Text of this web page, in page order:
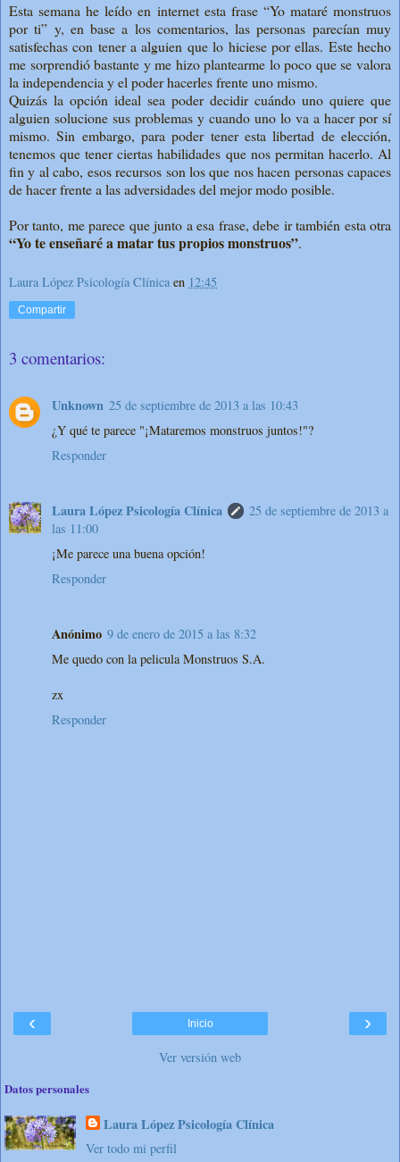
Esta semana he leído en internet esta frase “Yo mataré monstruos
por ti” y, en base a los comentarios, las personas parecían muy
satisfechas con tener a alguien que lo hiciese por ellas. Este hecho
me sorprendió bastante y me hizo plantearme lo poco que se valora
la independencia y el poder hacerles frente uno mismo.
Quizás la opción ideal sea poder decidir cuándo uno quiere que
alguien solucione sus problemas y cuando uno lo va a hacer por sí
mismo. Sin embargo, para poder tener esta libertad de elección,
tenemos que tener ciertas habilidades que nos permitan hacerlo. Al
fin y al cabo, esos recursos son los que nos hacen personas capaces
de hacer frente a las adversidades del mejor modo posible.
Por tanto, me parece que junto a esa frase, debe ir también esta otra
“Yo te enseñaré a matar tus propios monstruos”.
Laura López Psicología Clínica en 12:45
Compartir
3 comentarios:
Unknown 25 de septiembre de 2013 a las 10:43
¿Y qué te parece "¡Mataremos monstruos juntos!"?
Responder
Laura López Psicología Clínica
25 de septiembre de 2013 a
las 11:00
¡Me parece una buena opción!
Responder
Anónimo 9 de enero de 2015 a las 8:32
Me quedo con la pelicula Monstruos S.A.
zx
Responder
‹ ›
Inicio
Ver versión web
Datos personales
Laura López Psicología Clínica
Ver todo mi perfil